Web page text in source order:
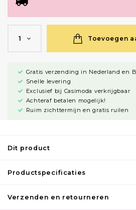
1 Toevoegen
Gratis verzending in Nederland en
Snelle levering
Exclusief bij Casimoda verkrijgbaar
Achteraf betalen mogelijk!
Ruim zichttermijn en gratis ruilen
Dit product
Productspecificaties
Verzenden en retourneren